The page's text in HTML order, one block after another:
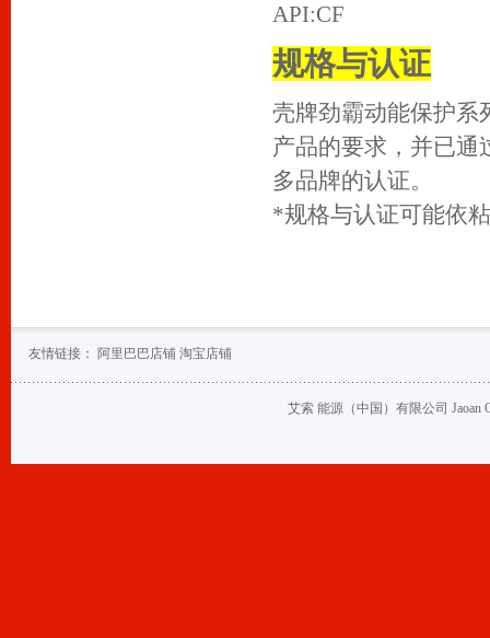
API:CF
规格与认证
壳牌劲霸动能保护系
产品的要求，并已通
多品牌的认证。
*规格与认证可能依
友情链接： 阿里巴巴店铺 淘宝店铺
艾索 能源（中国）有限公司 Jaoan